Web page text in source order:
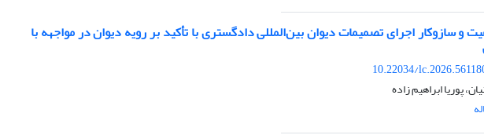
و سازوکار اجرای تصمیمات دیوان بین‌المللی دادگستری با تأکید بر رویه دیوان در مواجهه با
10.22034/
پوریا ابراهیم زاده